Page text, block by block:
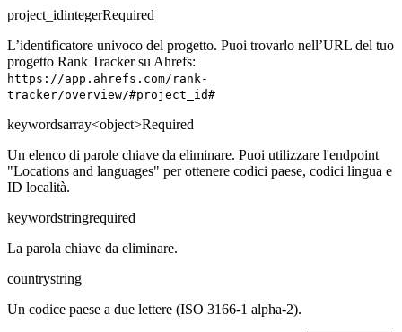
project_idintegerRequired
L’identificatore univoco del progetto. Puoi trovarlo nell’URL del tuo
progetto Rank Tracker su Ahrefs:
https://app.ahrefs.com/rank-
tracker/overview/#project_id#
keywordsarray<object>Required
Un elenco di parole chiave da eliminare. Puoi utilizzare l'endpoint
"Locations and languages" per ottenere codici paese, codici lingua e
ID località.
keywordstringrequired
La parola chiave da eliminare.
countrystring
Un codice paese a due lettere (ISO 3166-1 alpha-2).